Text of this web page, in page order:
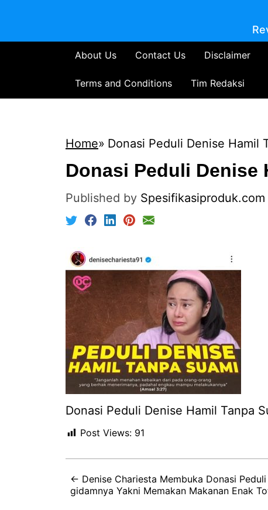
About Us Contact Us Disclaimer
Terms and Conditions Tim Redaksi
Home Donasi Peduli Denise Hamil
Donasi Peduli Denise
Published by Spesifikasiproduk.com
Donasi Peduli Denise Hamil Tanpa
Post Views: 91
← Denise Chariesta Membuka Donasi
gidamnya Yakni Memakan Makanan Enak